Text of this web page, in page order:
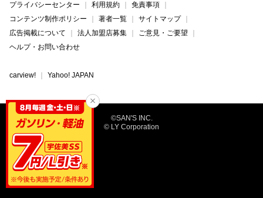
プライバシーセンター
利用規約
免責事項
コンテンツ制作ポリシー
著者一覧
サイトマップ
広告掲載について
法人加盟店募集
ご意見・ご要望
ヘルプ・お問い合わせ
carview! Yahoo! JAPAN
©SAN'S INC.
© LY Corporation